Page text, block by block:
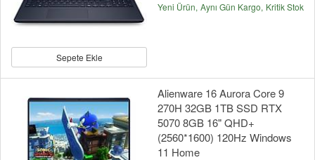
Sepete Ekle
Yeni Ürün Aynı Gün Kargo Kritik Stok
Alienware 16 Aurora Core 9
270H 32GB 1TB SSD RTX
5070 8GB 16" QHD+
(2560*1600) 120Hz Windows
11 Home